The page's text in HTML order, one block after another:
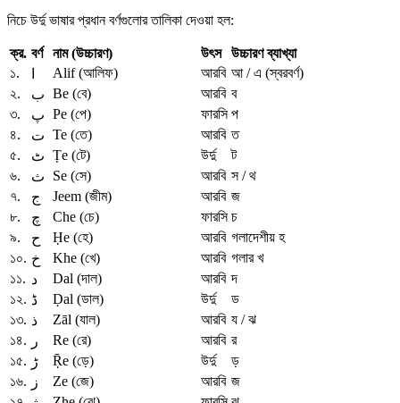
নিচে উর্দু ভাষার প্রধান বর্ণগুলোর তালিকা দেওয়া হল:
ক্র. বর্ণ নাম (উচ্চারণ) উৎস উচ্চারণব্যাখ্যা
১.
Alif (আলিফ) আরবি আ / এ (স্বরবর্ণ)
২.
ب Be (বে) আরবি ব
৩.
پ Pe (পে) ফারসি প
৪.
ت Te (তে) আরবি ত
৫.
ٹ Ṭe (টে) উর্দু
ট
৬.
ث Se (সে) আরবি স / থ
৭.
ج Jeem (জীম) আরবি জ
৮.
چ Che (চে) ফারসি চ
৯.
ح Ḥe (হে) আরবি গলাদেশীয় হ
১০. خ Khe (খে) আরবি গলার খ
১১. د Dal (দাল) আরবি দ
১২. ڈ Ḍal (ডাল) উর্দু
ড
১৩. ذ Zāl (যাল) আরবি য / ঝ
১৪.
ر Re (রে) আরবি র
১৫. ڑ Ṝe (ড়ে) উর্দু
ড়
১৬. ز Ze (জে) আরবি জ